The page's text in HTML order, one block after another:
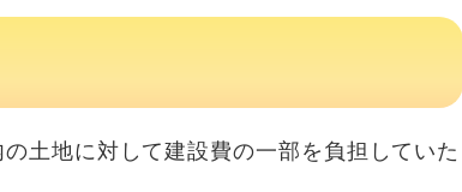
土地に対して建設費の一部を負担していた